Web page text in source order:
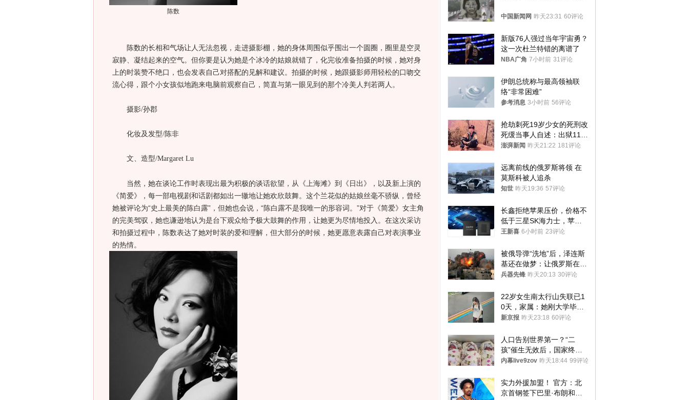
陈数
陈数的长相和气场让人无法忽视，走进摄影棚，她的身体周围似乎围出一个圆圈，圈里是空灵
寂静、凝结起来的空气。但你要是认为她是个冰冷的姑娘就错了，化完妆准备拍摄的时候，她对身
上的时装赞不绝口，也会发表自己对搭配的见解和建议。拍摄的时候，她跟摄影师用轻松的口吻交
流心得，跟个小女孩似地跑来电脑前观察自己，简直与第一眼见到的那个冷美人判若两人。
摄影/孙郡
化妆及发型/陈非
文、造型/Margaret Lu
当然，她在谈论工作时表现出最为积极的谈话欲望，从《上海滩》到《日出》，以及新上演的
《简爱》，每一部电视剧和话剧都如出一辙地让她欢欣鼓舞。这个兰花似的姑娘丝毫不骄纵，曾经
她被评论为“史上最美的陈白露”，但她也会说，“陈白露不是我唯一的形容词。”对于《简爱》女主角
的完美驾驭，她也谦逊地认为是台下观众给予极大鼓舞的作用，让她更为尽情地投入。在这次采访
和拍摄过程中，陈数表达了她对时装的爱和理解，但大部分的时候，她更愿意表露自己对表演事业
的热情。
中国新闻网 昨天23:31 60评论
新版76人强过当年宇宙勇？
这一次杜兰特错的离谱了
NBA广角 7小时前 31评论
伊朗总统称与最高领袖联
络“非常困难”
参考消息 3小时前 56评论
抢劫刺死19岁少女的死刑改
死缓当事人自述：出狱11年
间始终刻意躲避被害人家属
澎湃新闻 昨天21:22 181评论
远离前线的俄罗斯将领 在
莫斯科被人追杀
知世 昨天19:36 57评论
长鑫拒绝苹果压价，价格不
低于三星SK海力士，苹果
失去了议价权
王新喜 6小时前 23评论
被俄导弹“洗地”后，泽连斯
基还在做梦：让俄罗斯在冬
季前求和？
兵器先锋 昨天20:13 30评论
22岁女生南太行山失联已1
0天，家属：她刚大学毕业
想到山里旅行
新京报 昨天23:18 60评论
人口告别世界第一？“二
孩”催生无效后，国家终于
向住房出手了！
内幕live9zov 昨天18:44 99评论
实力外援加盟！ 官方：北
京首钢签下巴里·布朗和桑